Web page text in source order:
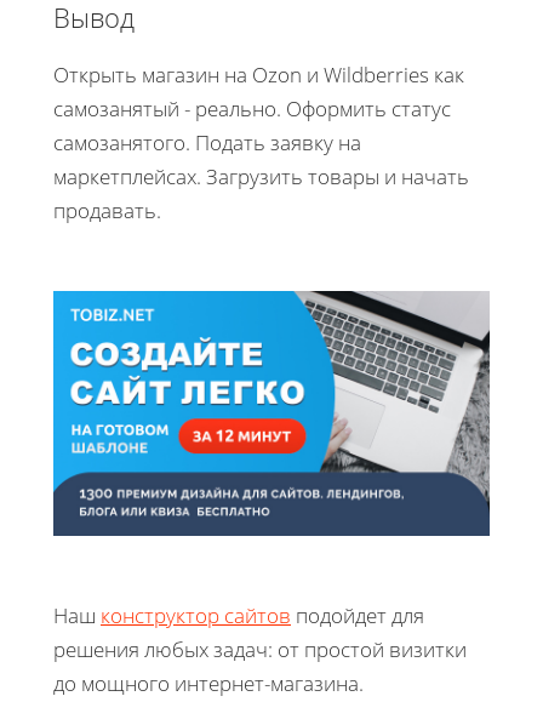
Вывод
Открыть магазин на Ozon и Wildberries как
самозанятый - реально. Оформить статус
самозанятого. Подать заявку на
маркетплейсах. Загрузить товары и начать
продавать.
Наш конструктор сайтов подойдет для
решения любых задач: от простой визитки
до мощного интернет-магазина.